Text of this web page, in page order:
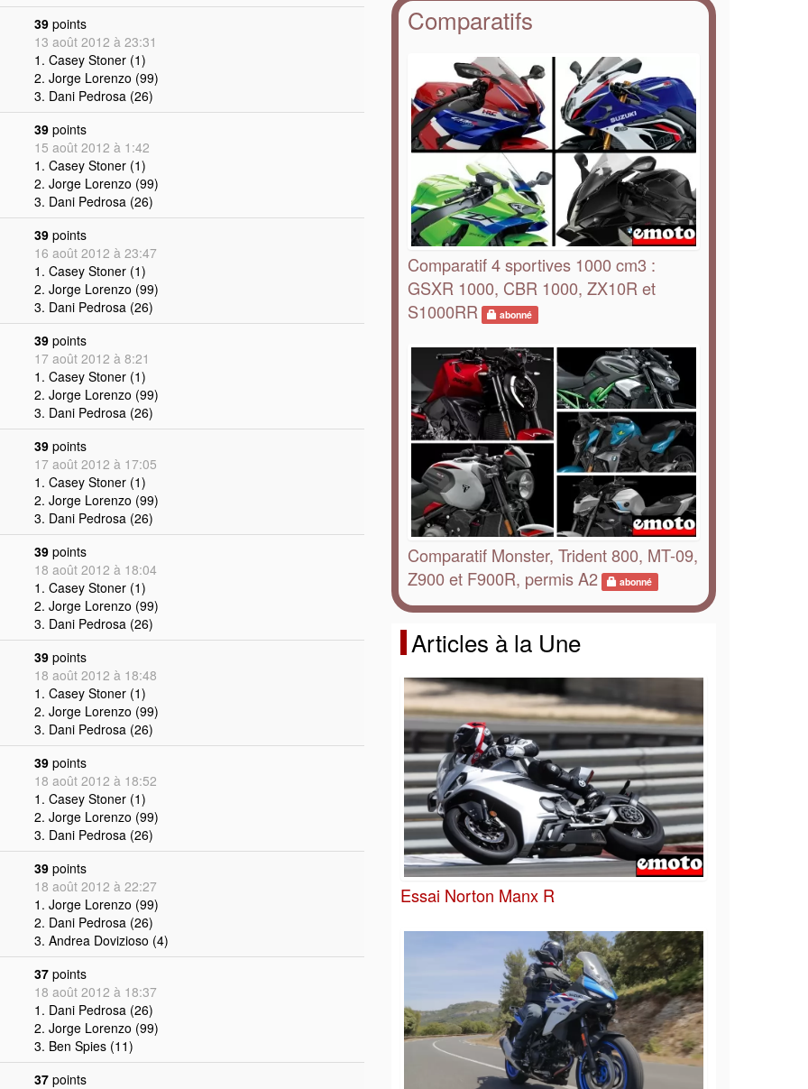
39 points
13 août 2012 à 23:31
1. Casey Stoner (1)
2. Jorge Lorenzo (99)
3. Dani Pedrosa (26)
39 points
15 août 2012 à 1:42
1. Casey Stoner (1)
2. Jorge Lorenzo (99)
3. Dani Pedrosa (26)
39 points
16 août 2012 à 23:47
1. Casey Stoner (1)
2. Jorge Lorenzo (99)
3. Dani Pedrosa (26)
39 points
17 août 2012 à 8:21
1. Casey Stoner (1)
2. Jorge Lorenzo (99)
3. Dani Pedrosa (26)
39 points
17 août 2012 à 17:05
1. Casey Stoner (1)
2. Jorge Lorenzo (99)
3. Dani Pedrosa (26)
39 points
18 août 2012 à 18:04
1. Casey Stoner (1)
2. Jorge Lorenzo (99)
3. Dani Pedrosa (26)
39 points
18 août 2012 à 18:48
1. Casey Stoner (1)
2. Jorge Lorenzo (99)
3. Dani Pedrosa (26)
39 points
18 août 2012 à 18:52
1. Casey Stoner (1)
2. Jorge Lorenzo (99)
3. Dani Pedrosa (26)
39 points
18 août 2012 à 22:27
1. Jorge Lorenzo (99)
2. Dani Pedrosa (26)
3. Andrea Dovizioso (4)
37 points
18 août 2012 à 18:37
1. Dani Pedrosa (26)
2. Jorge Lorenzo (99)
3. Ben Spies (11)
37 points
Comparatifs
Comparatif 4 sportives 1000 cm3 :
GSXR 1000, CBR 1000, ZX10R et
S1000RR
abonné
Comparatif Monster, Trident 800, MT-09,
Z900 et F900R, permis A2
abonné
Articles à la Une
Essai Norton Manx R